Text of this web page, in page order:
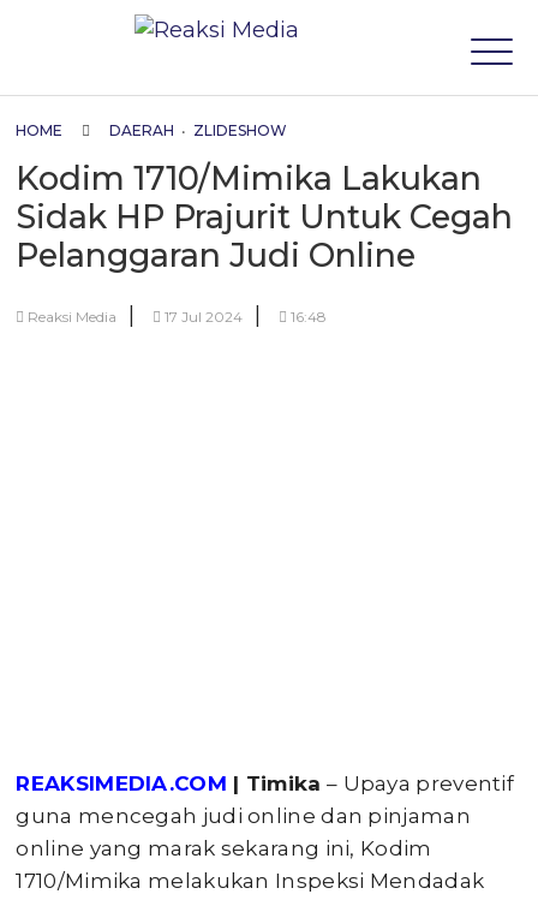
HOME DAERAH • ZLIDESHOW
Kodim 1710/Mimika Lakukan
Sidak HP Prajurit Untuk Cegah
Pelanggaran Judi Online
Reaksi Media 17 Jul 2024 16:48
REAKSIMEDIA.COM | Timika – Upaya preventif
guna mencegah judi online dan pinjaman
online yang marak sekarang ini, Kodim
1710/Mimika melakukan Inspeksi Mendadak